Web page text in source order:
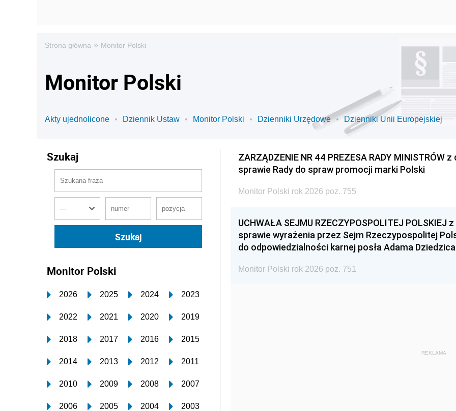
Strona główna » Monitor Polski
Monitor Polski
Akty ujednolicone Dziennik Ustaw Monitor Polski Dzienniki Urzędowe Dzienniki Unii Europejskiej
Szukaj
Monitor Polski
2026 2025 2024 2023
2022 2021 2020 2019
2018 2017 2016 2015
2014 2013 2012 2011
2010 2009 2008 2007
2006 2005 2004 2003
ZARZĄDZENIE NR 44 PREZESA RADY MINISTRÓW
sprawie Rady do spraw promocji marki Polski
Monitor Polski rok 2026 poz. 755
UCHWAŁA SEJMU RZECZYPOSPOLITEJ POLSKIEJ
sprawie wyrażenia przez Sejm Rzeczypospolitej
do odpowiedzialności karnej posła Adama Dziedzica
Monitor Polski rok 2026 poz. 751
REKLAMA